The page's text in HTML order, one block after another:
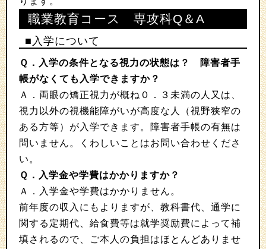
職業教育コース 専攻科Q＆A
■入学について
Ｑ．入学の条件となる視力の状態は？ 障害者手
帳がなくても入学できますか？
Ａ．両眼の矯正視力が概ね０．３未満の人又は、
視力以外の視機能障がいが高度な人（視野狭窄の
ある方等）が入学できます。障害者手帳の有無は
問いません。くわしいことはお問い合わせくださ
い。
Ｑ．入学金や学費はかかりますか？
Ａ．入学金や学費はかかりません。
前年度の収入にもよりますが、教科書代、通学に
関する定期代、給食費等は就学奨励費によって補
填されるので、ご本人の負担はほとんどありませ